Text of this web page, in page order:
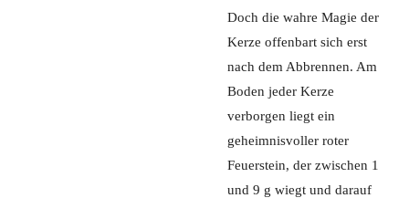
Doch die wahre Magie der
Kerze offenbart sich erst
nach dem Abbrennen. Am
Boden jeder Kerze
verborgen liegt ein
geheimnisvoller roter
Feuerstein, der zwischen 1
und 9 g wiegt und darauf